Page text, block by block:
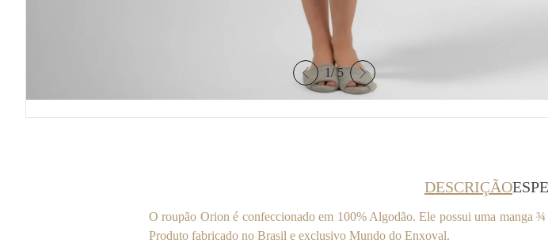
1/5
DESCRIÇÃO
O roupão Orion é confeccionado em 100% Algodão. Ele possui uma manga
Produto fabricado no Brasil e exclusivo Mundo do Enxoval.